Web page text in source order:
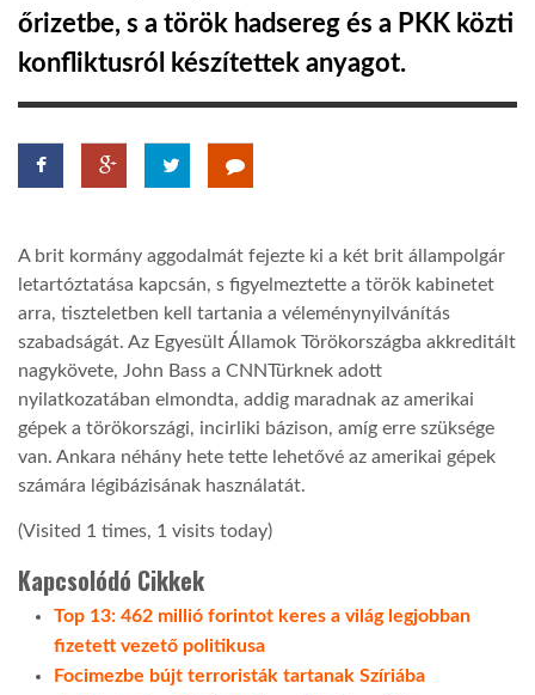
TROPICALMAGAZIN
GLOBOTV
AFRIKA TUDÁSTÁR
A NAP SZÉPE
LINKTR.EE
GLOBOZSARU
DOBRAVERO.HU
LATIMO.HU
GLOBOBOOK
őrizetbe, s a török hadsereg és a PKK közti
konfliktusról készítettek anyagot.
A brit kormány aggodalmát fejezte ki a két brit állampolgár
letartóztatása kapcsán, s figyelmeztette a török kabinetet
arra, tiszteletben kell tartania a véleménynyilvánítás
szabadságát. Az Egyesült Államok Törökországba akkreditált
nagykövete, John Bass a CNNTürknek adott
nyilatkozatában elmondta, addig maradnak az amerikai
gépek a törökországi, incirliki bázison, amíg erre szüksége
van. Ankara néhány hete tette lehetővé az amerikai gépek
számára légibázisának használatát.
(Visited 1 times, 1 visits today)
Kapcsolódó Cikkek
Top 13: 462 millió forintot keres a világ legjobban
fizetett vezető politikusa
Focimezbe bújt terroristák tartanak Szíriába